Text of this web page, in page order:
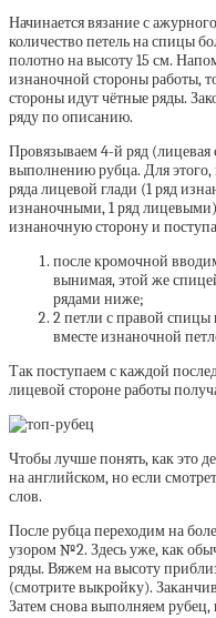
Начинается вязание с
количество петель на спицы
полотно на высоту 15 см.
изнаночной стороны работы,
стороны идут чётные ряды.
ряду по описанию.
Провязываем 4-й ряд (лицевая
выполнению рубца. Для
ряда лицевой глади (1 ряд
изнаночными, 1 ряд
изнаночную сторону и
после кромочной
вынимая, этой же
рядами ниже;
2 петли с правой
вместе изнаночной
Так поступаем с каждой
лицевой стороне работы
Чтобы лучше понять, как это
на английском, но если
слов.
После рубца переходим на
узором №2. Здесь уже, как
ряды. Вяжем на высоту
(смотрите выкройку).
Затем снова выполняем